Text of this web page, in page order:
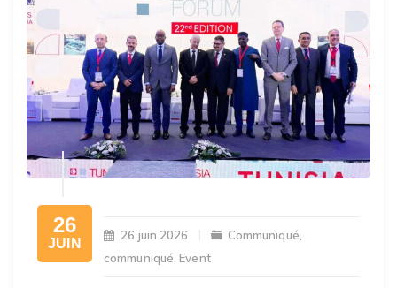
26
JUIN
26 juin 2026 Communiqué,
communiqué,Event